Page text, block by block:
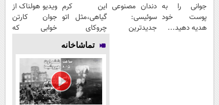
جوانی را به
پوست خود
هدیه دهید...
دندان مصنوعی
سوئیسی:
جدیدترین
این کرم
گیاهی،مثل اتو
چروکای
پوستتوصاف
میکنه!50%تخفیف
ویدیو هولناک از
جوان کارتن
خوابی که
تماشاخانه